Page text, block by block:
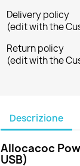
Delivery policy
(edit with the
Return policy
(edit with the
Descrizione
Allocacoc
USB)